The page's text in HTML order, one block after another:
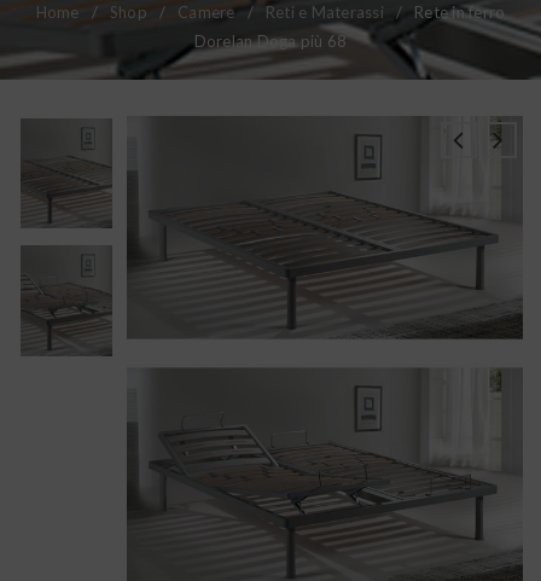
Home / Shop / Camere / Reti e Materassi /
Rete in ferro
Dorelan Doga più 68